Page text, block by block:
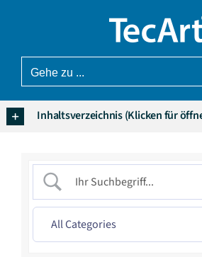
Gehe zu ...
Inhaltsverzeichnis (Klicken für